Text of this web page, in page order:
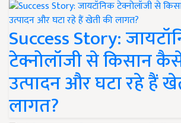
Success Story:
टेक्नोलॉजी से किसान
उत्पादन और घटा रहे हैं
लागत?